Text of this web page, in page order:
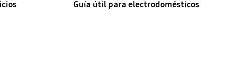
Guía útil para electrodomésticos